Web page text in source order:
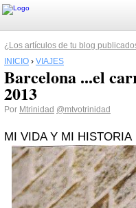
¿Los artículos de tu blog
INICIO › VIAJES
Barcelona ...el
2013
Por Mtrinidad @mtvotrinidad
MI VIDA Y MI HISTORIA